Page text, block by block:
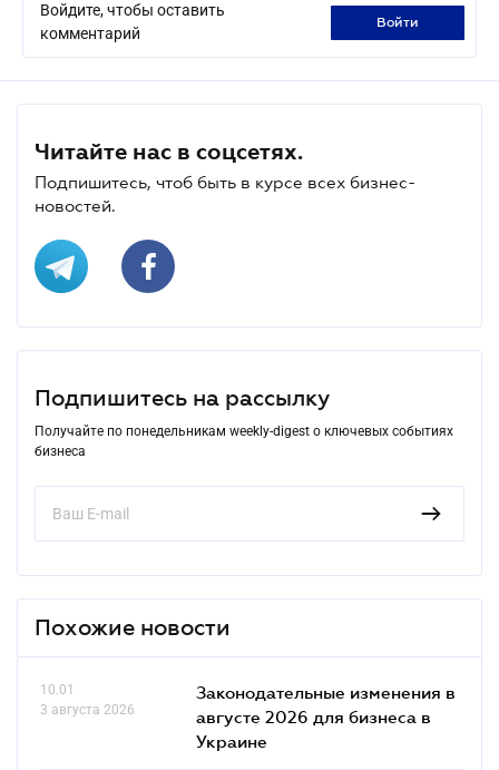
Войдите, чтобы оставить
комментарий
войти
Читайте нас в соцсетях.
Подпишитесь, чтоб быть в курсе всех бизнес-
новостей.
Подпишитесь на рассылку
Получайте по понедельникам weekly-digest о ключевых событиях
бизнеса
Похожие новости
10.01
3 августа 2026
Законодательные изменения в
августе 2026 для бизнеса в
Украине